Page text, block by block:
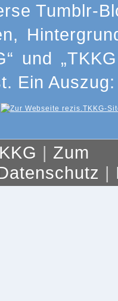
Tumblr-
und
Ein Auszug:
| Zum
|